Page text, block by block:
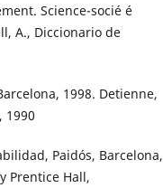
Science-socié é
A., Diccionario de
1998. Detienne,
1990
Paidós, Barcelona,
Prentice Hall,